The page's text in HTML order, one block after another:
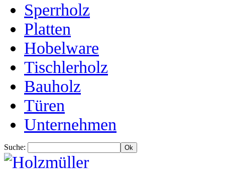
Sperrholz
Platten
Hobelware
Tischlerholz
Bauholz
Türen
Unternehmen
Suche: